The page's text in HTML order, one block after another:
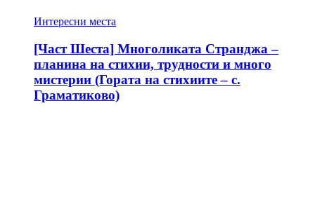
Интересни места
[Част Шеста] Многоликата Странджа –
планина на стихии, трудности и много
мистерии (Гората на стихиите – с.
Граматиково)